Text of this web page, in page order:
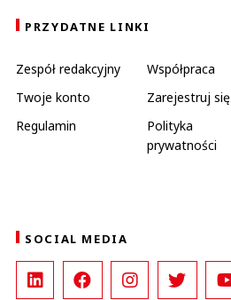
PRZYDATNE LINKI
Zespół redakcyjny Współpraca
Twoje konto
Zarejestruj się
Regulamin
Polityka
prywatności
SOCIAL MEDIA